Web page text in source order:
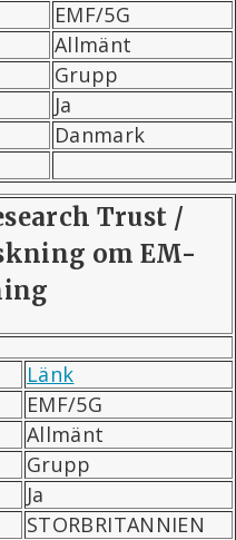
EMF/5G
Allmänt
Grupp
Ja
Danmark
Trust /
om EM-
Länk
EMF/5G
Allmänt
Grupp
Ja
STORBRITANNIEN